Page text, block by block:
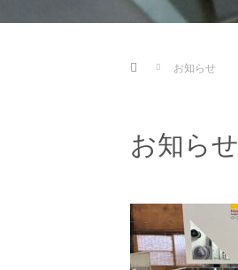
Home お知らせ
お知らせ